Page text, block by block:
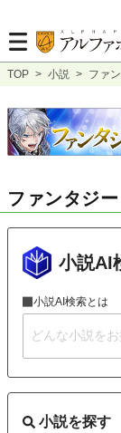
TOP > 小説 > ファ
ファンタジ
小説AI
小説AI検索とは
小説を探す